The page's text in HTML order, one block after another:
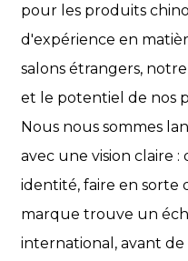
pour les produits
d'expérience en
salons étrangers,
et le potentiel de nos
Nous nous sommes
avec une vision claire
identité, faire en
marque trouve un
international, avant